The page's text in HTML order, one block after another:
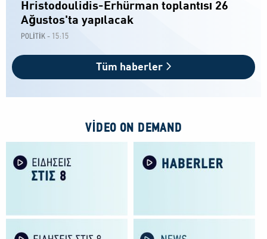
Hristodoulidis-Erhürman toplantısı 26
Ağustos'ta yapılacak
POLİTİK - 15:15
Tüm haberler
VIDEO ON DEMAND